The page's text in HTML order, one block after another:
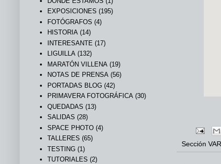
Sección
EXPOSICIONES (195)
FOTÓGRAFOS (4)
HISTORIA (14)
INTERESANTE (17)
LIGUILLA (132)
MARATÓN VILLENA (19)
NOTAS DE PRENSA (56)
PORTADAS BLOG (42)
PRIMAVERA FOTOGRÁFICA (30)
QUEDADAS (13)
SALIDAS (28)
SPACE PHOTO (4)
TALLERES (65)
TESTING (1)
TUTORIALES (2)